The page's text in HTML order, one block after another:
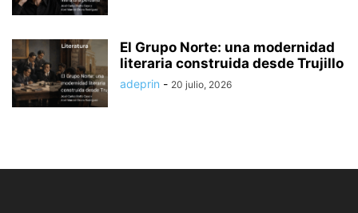
El Grupo Norte: una modernidad
literaria construida desde Trujillo
adeprin - 20 julio, 2026